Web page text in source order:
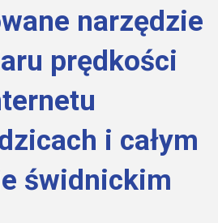
narzędzie
prędkości
i całym
świdnickim